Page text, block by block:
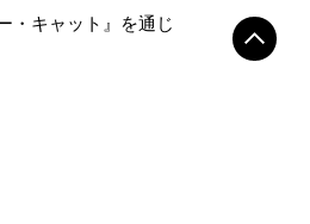
・キャット』を通じ